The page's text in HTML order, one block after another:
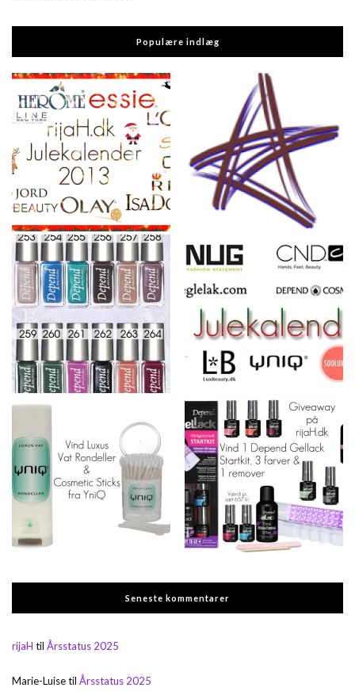
Populære indlæg
Seneste kommentarer
rijaH til Årsstatus 2025
Marie-Luisetil Årsstatus 2025